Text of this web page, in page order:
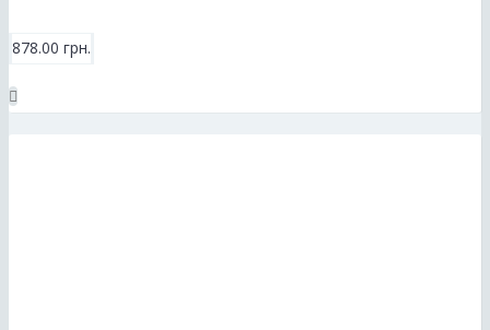
878.00 грн.